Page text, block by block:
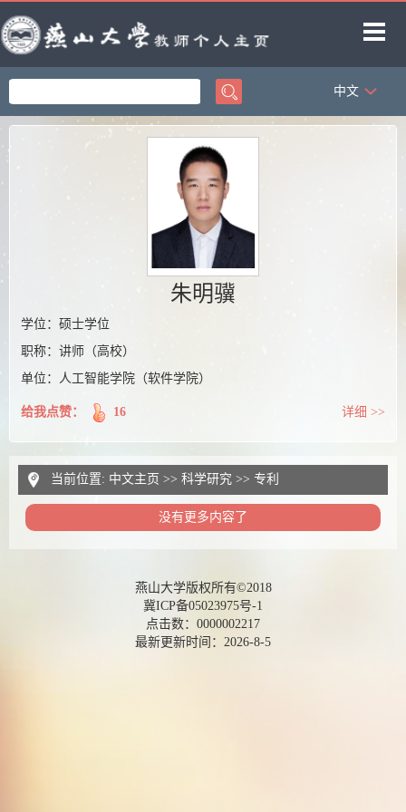
首页
科学研究
中文
朱明骥
学位：硕士学位
职称：讲师（高校）
单位：人工智能学院（软件学院）
给我点赞： 16 详细 >>
当前位置: 中文主页 >> 科学研究 >> 专利
没有更多内容了
燕山大学版权所有©2018
冀ICP备05023975号-1
点击数： 0000002217
最新更新时间： 2026-8-5